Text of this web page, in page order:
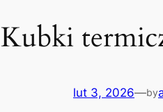
Kubki
lut 3, 2026—by